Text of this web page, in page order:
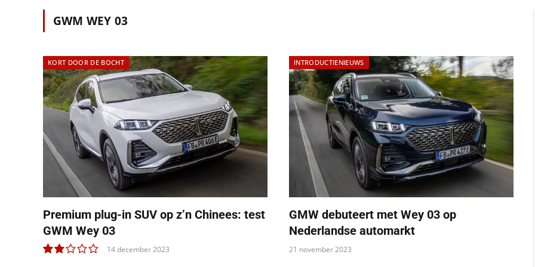
GWM WEY 03
KORT DOOR DE BOCHT
Premium plug-in SUV op z’n Chinees: test
GWM Wey 03
14 december 2023
INTRODUCTIENIEUWS
GMW debuteert met Wey 03 op
Nederlandse automarkt
21 november 2023